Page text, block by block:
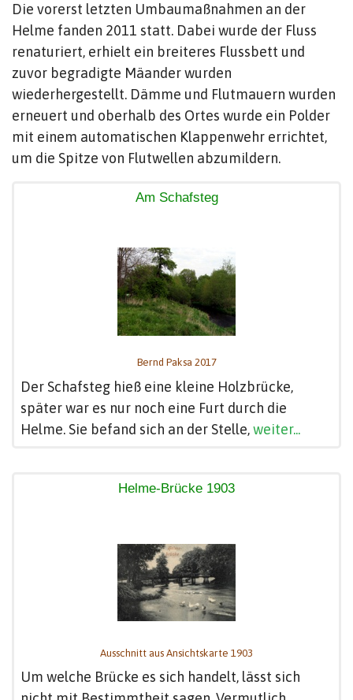
Die vorerst letzten Umbaumaßnahmen an der
Helme fanden 2011 statt. Dabei wurde der Fluss
renaturiert, erhielt ein breiteres Flussbett und
zuvor begradigte Mäander wurden
wiederhergestellt. Dämme und Flutmauern wurden
erneuert und oberhalb des Ortes wurde ein Polder
mit einem automatischen Klappenwehr errichtet,
um die Spitze von Flutwellen abzumildern.
Am Schafsteg
Bernd Paksa 2017
Der Schafsteg hieß eine kleine Holzbrücke,
später war es nur noch eine Furt durch die
Helme. Sie befand sich an der Stelle,weiter...
Helme-Brücke 1903
Ausschnitt aus Ansichtskarte 1903
Um welche Brücke es sich handelt, lässt sich